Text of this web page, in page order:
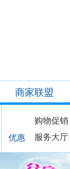
商家联盟
优惠
购物促销
服务大厅